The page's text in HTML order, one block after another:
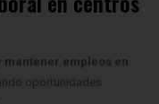
mantener empleos en
oportunidades